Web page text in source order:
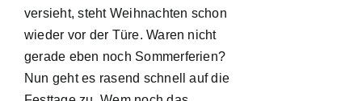
versieht, steht Weihnachten schon
wieder vor der Türe. Waren nicht
gerade eben noch Sommerferien?
Nun geht es rasend schnell auf die